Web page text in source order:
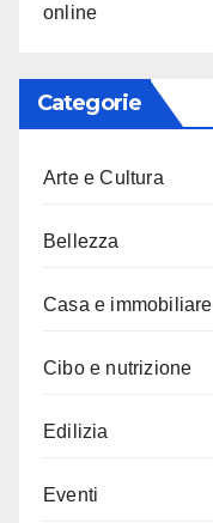
online
Categorie
Arte e Cultura
Bellezza
Casa e immobiliare
Cibo e nutrizione
Edilizia
Eventi